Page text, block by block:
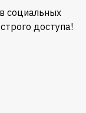
социальных
доступа!